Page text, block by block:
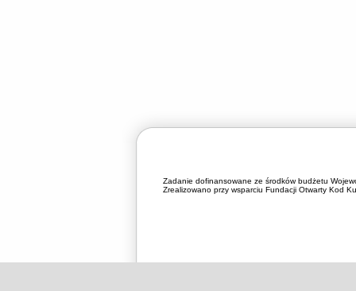
Zadanie dofinansowane ze środków budżetu
Zrealizowano przy wsparciu Fundacji Otwarty Kod